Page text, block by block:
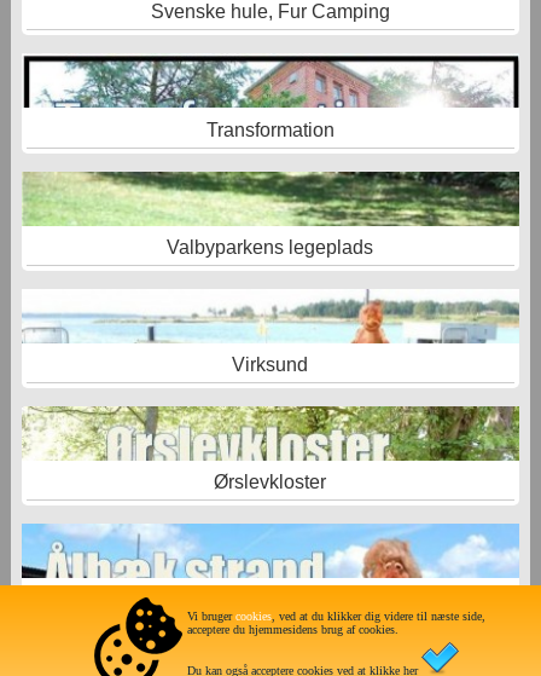
Svenske hule, Fur Camping
Transformation
Valbyparkens legeplads
Virksund
Ørslevkloster
Ålbæk -Limfjordscamping
Vi brugercookies , ved at du klikker dig videre til næste side,
acceptere du hjemmesidens brug af cookies.
Du kan også acceptere cookies ved at klikke her